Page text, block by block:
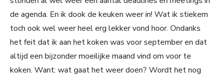
de agenda. En ik dook de keuken weer in! Wat ik stiekem
toch ook wel weer heel erg lekker vond hoor. Ondanks
het feit dat ik aan het koken was voor september en dat
altijd een bijzonder moeilijke maand vind om voor te
koken. Want: wat gaat het weer doen? Wordt het nog